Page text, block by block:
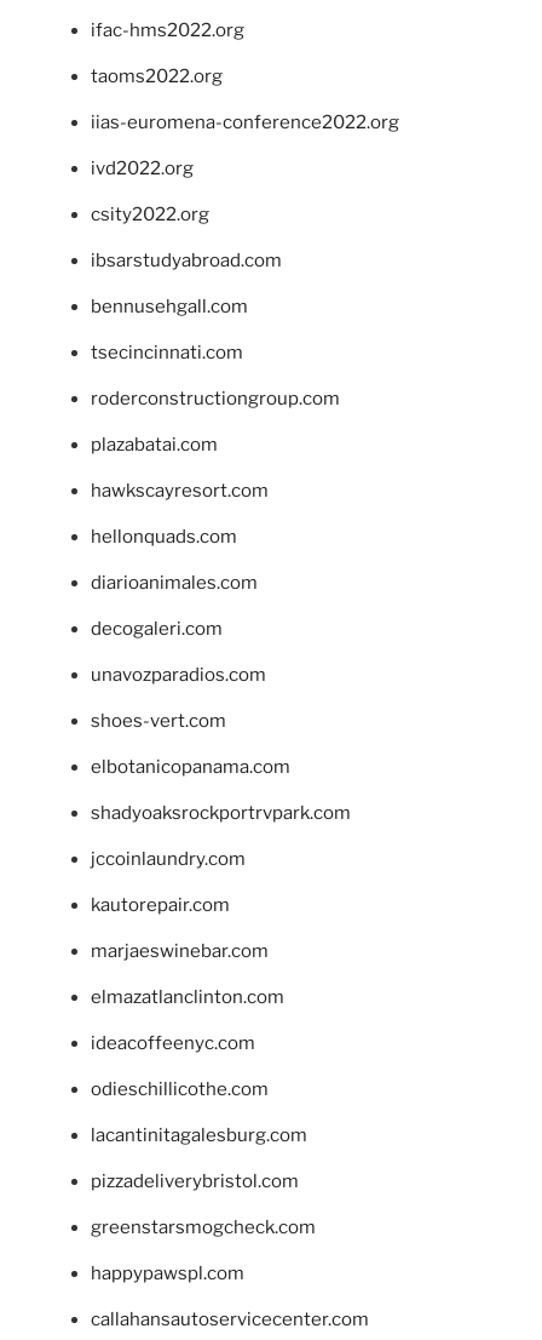
ifac-hms2022.org
taoms2022.org
iias-euromena-conference2022.org
ivd2022.org
csity2022.org
ibsarstudyabroad.com
bennusehgall.com
tsecincinnati.com
roderconstructiongroup.com
plazabatai.com
hawkscayresort.com
hellonquads.com
diarioanimales.com
decogaleri.com
unavozparadios.com
shoes-vert.com
elbotanicopanama.com
shadyoaksrockportrvpark.com
jccoinlaundry.com
kautorepair.com
marjaeswinebar.com
elmazatlanclinton.com
ideacoffeenyc.com
odieschillicothe.com
lacantinitagalesburg.com
pizzadeliverybristol.com
greenstarsmogcheck.com
happypawspl.com
callahansautoservicecenter.com